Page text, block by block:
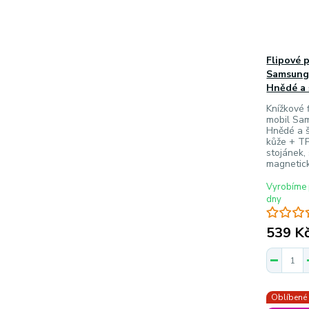
Flipové
Hnědé a
mobil
Hnědé a
kůže +
stojánek,
539
Vyrobíme
dny
Oblíbené